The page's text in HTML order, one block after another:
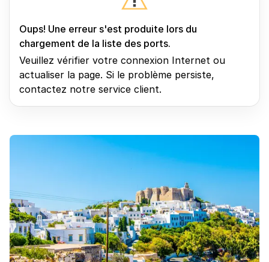
Oups! Une erreur s'est produite lors du
chargement de la liste des ports.
Veuillez vérifier votre connexion Internet ou
actualiser la page. Si le problème persiste,
contactez notre service client.